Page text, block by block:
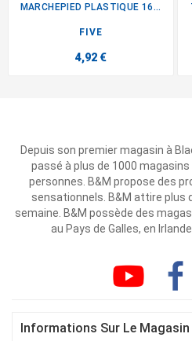
MARCHEPIED PLASTIQUE 16CM GRIS
FIVE
4,92 €
Depuis son premier magasin à
passé à plus de 1000
personnes. B&M propose des
sensationnels. B&M attire plus
semaine. B&M possède des
au Pays de Galles, en
Informations Sur Le Magasin